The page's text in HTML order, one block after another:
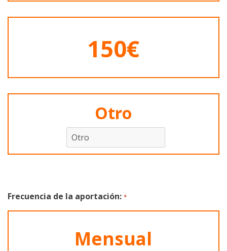
150€
Otro
Frecuencia de la aportación: *
Mensual